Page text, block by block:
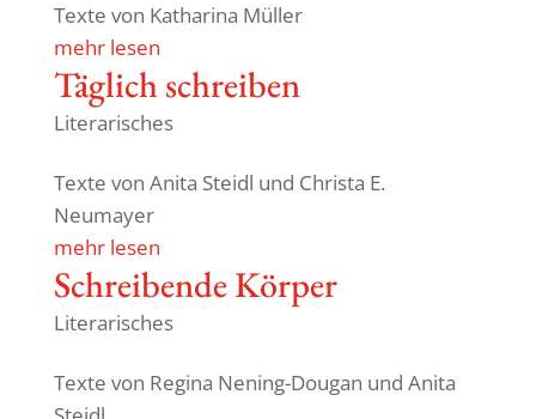
Texte von Katha­rina Müller
mehr lesen
Täglich schreiben
Literarisches
Texte von Anita Steidl und Christa E.
Neumayer
mehr lesen
Schrei­bende Körper
Literarisches
Texte von Regina Nening-Dougan und Anita